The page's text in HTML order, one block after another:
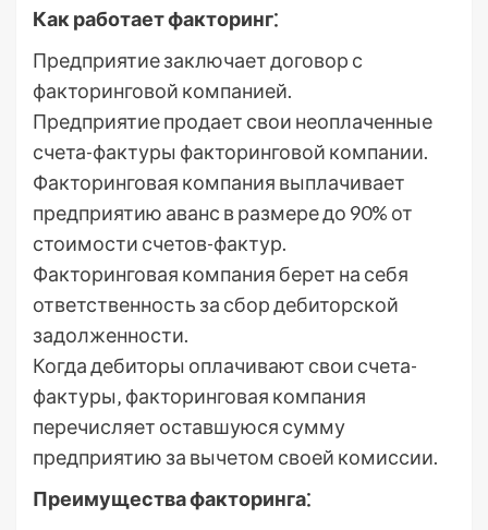
Как работает факторинг⁚
Предприятие заключает договор с
факторинговой компанией.
Предприятие продает свои неоплаченные
счета-фактуры факторинговой компании.
Факторинговая компания выплачивает
предприятию аванс в размере до 90% от
стоимости счетов-фактур.
Факторинговая компания берет на себя
ответственность за сбор дебиторской
задолженности.
Когда дебиторы оплачивают свои счета-
фактуры‚ факторинговая компания
перечисляет оставшуюся сумму
предприятию за вычетом своей комиссии.
Преимущества факторинга⁚